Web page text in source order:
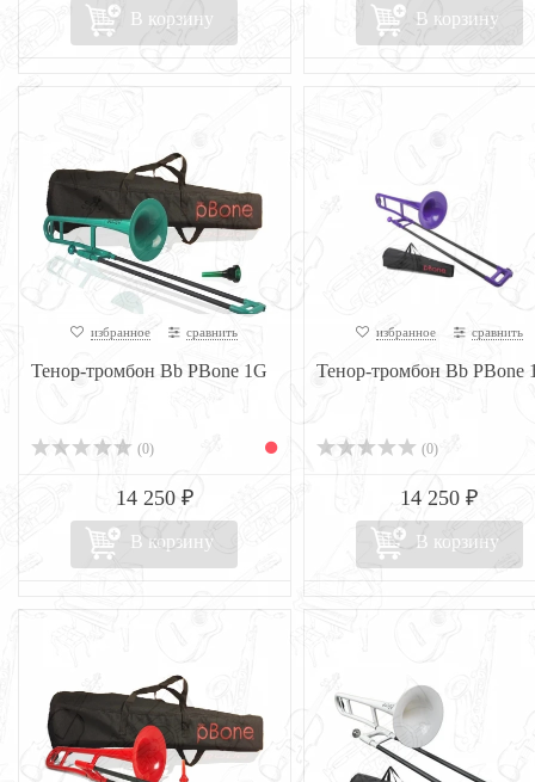
В корзину В корзину
избранное сравнить
Тенор-тромбон Bb PBone 1G
(0)
14 250 ₽
В корзину
избранное сравнить
Тенор-тромбон Bb PBone
(0)
14 250 ₽
В корзину